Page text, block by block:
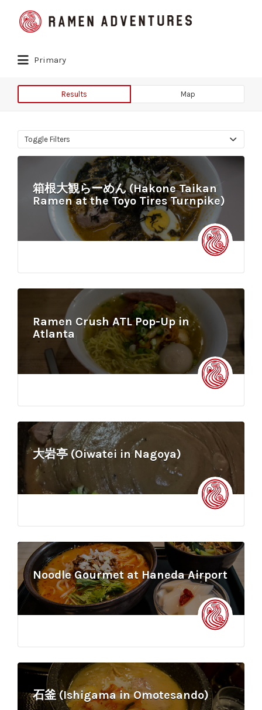
Search
for:
Primary
Results Map
Toggle Filters
箱根大観らーめん (Hakone Taikan
Ramen at the Toyo Tires Turnpike)
Ramen Crush ATL Pop-Up in
Atlanta
大岩亭 (Oiwatei in Nagoya)
Noodle Gourmet at Haneda Airport
石釜 (Ishigama in Omotesando)